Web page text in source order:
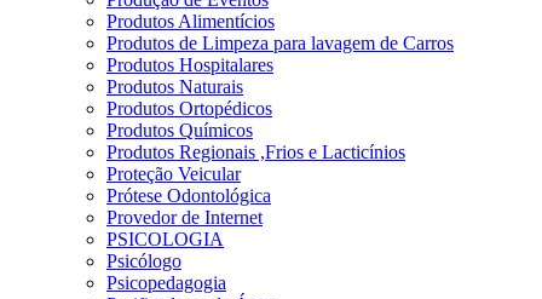
Produtos Alimentícios
Produtos de Limpeza para lavagem de Carros
Produtos Hospitalares
Produtos Naturais
Produtos Ortopédicos
Produtos Químicos
Produtos Regionais ,Frios e Lacticínios
Proteção Veicular
Prótese Odontológica
Provedor de Internet
PSICOLOGIA
Psicólogo
Psicopedagogia